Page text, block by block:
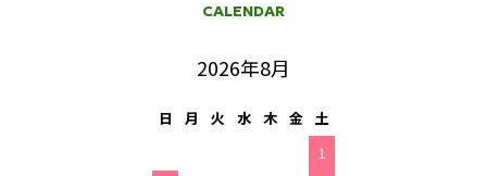
CALENDAR
2026年8月
日 月 火 水 木 金
土
1